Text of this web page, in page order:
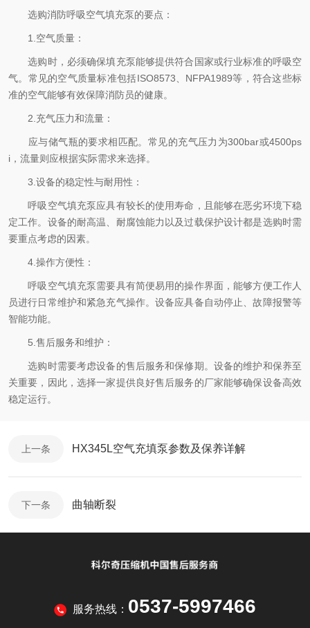
选购消防呼吸空气填充泵的要点：
1.空气质量：
选购时，必须确保填充泵能够提供符合国家或行业标准的呼吸空
气。常见的空气质量标准包括ISO8573、NFPA1989等，符合这些标
准的空气能够有效保障消防员的健康。
2.充气压力和流量：
应与储气瓶的要求相匹配。常见的充气压力为300bar或4500ps
i，流量则应根据实际需求来选择。
3.设备的稳定性与耐用性：
呼吸空气填充泵应具有较长的使用寿命，且能够在恶劣环境下稳
定工作。设备的耐高温、耐腐蚀能力以及过载保护设计都是选购时需
要重点考虑的因素。
4.操作方便性：
呼吸空气填充泵需要具有简便易用的操作界面，能够方便工作人
员进行日常维护和紧急充气操作。设备应具备自动停止、故障报警等
智能功能。
5.售后服务和维护：
选购时需要考虑设备的售后服务和保修期。设备的维护和保养至
关重要，因此，选择一家提供良好售后服务的厂家能够确保设备高效
稳定运行。
上一条 HX345L空气充填泵参数及保养详解
下一条 曲轴断裂
服务热线： 0537-5997466